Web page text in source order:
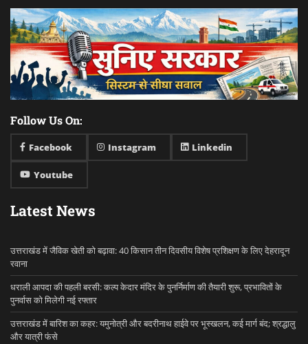
Follow Us On:
Facebook Instagram Linkedin
Youtube
Latest News
उत्तराखंड में जैविक खेती को बढ़ावा: 40 किसान तीन दिवसीय विशेष प्रशिक्षण के लिए देहरादून
रवाना
धराली आपदा की पहली बरसी: कल्प केदार मंदिर के पुनर्निर्माण की तैयारी शुरू, प्रभावितों के
पुनर्वास को मिलेगी नई रफ्तार
उत्तराखंड में बारिश का कहर: यमुनोत्री और बदरीनाथ हाईवे पर भूस्खलन, कई मार्ग बंद; श्रद्धालु
और यात्री फंसे